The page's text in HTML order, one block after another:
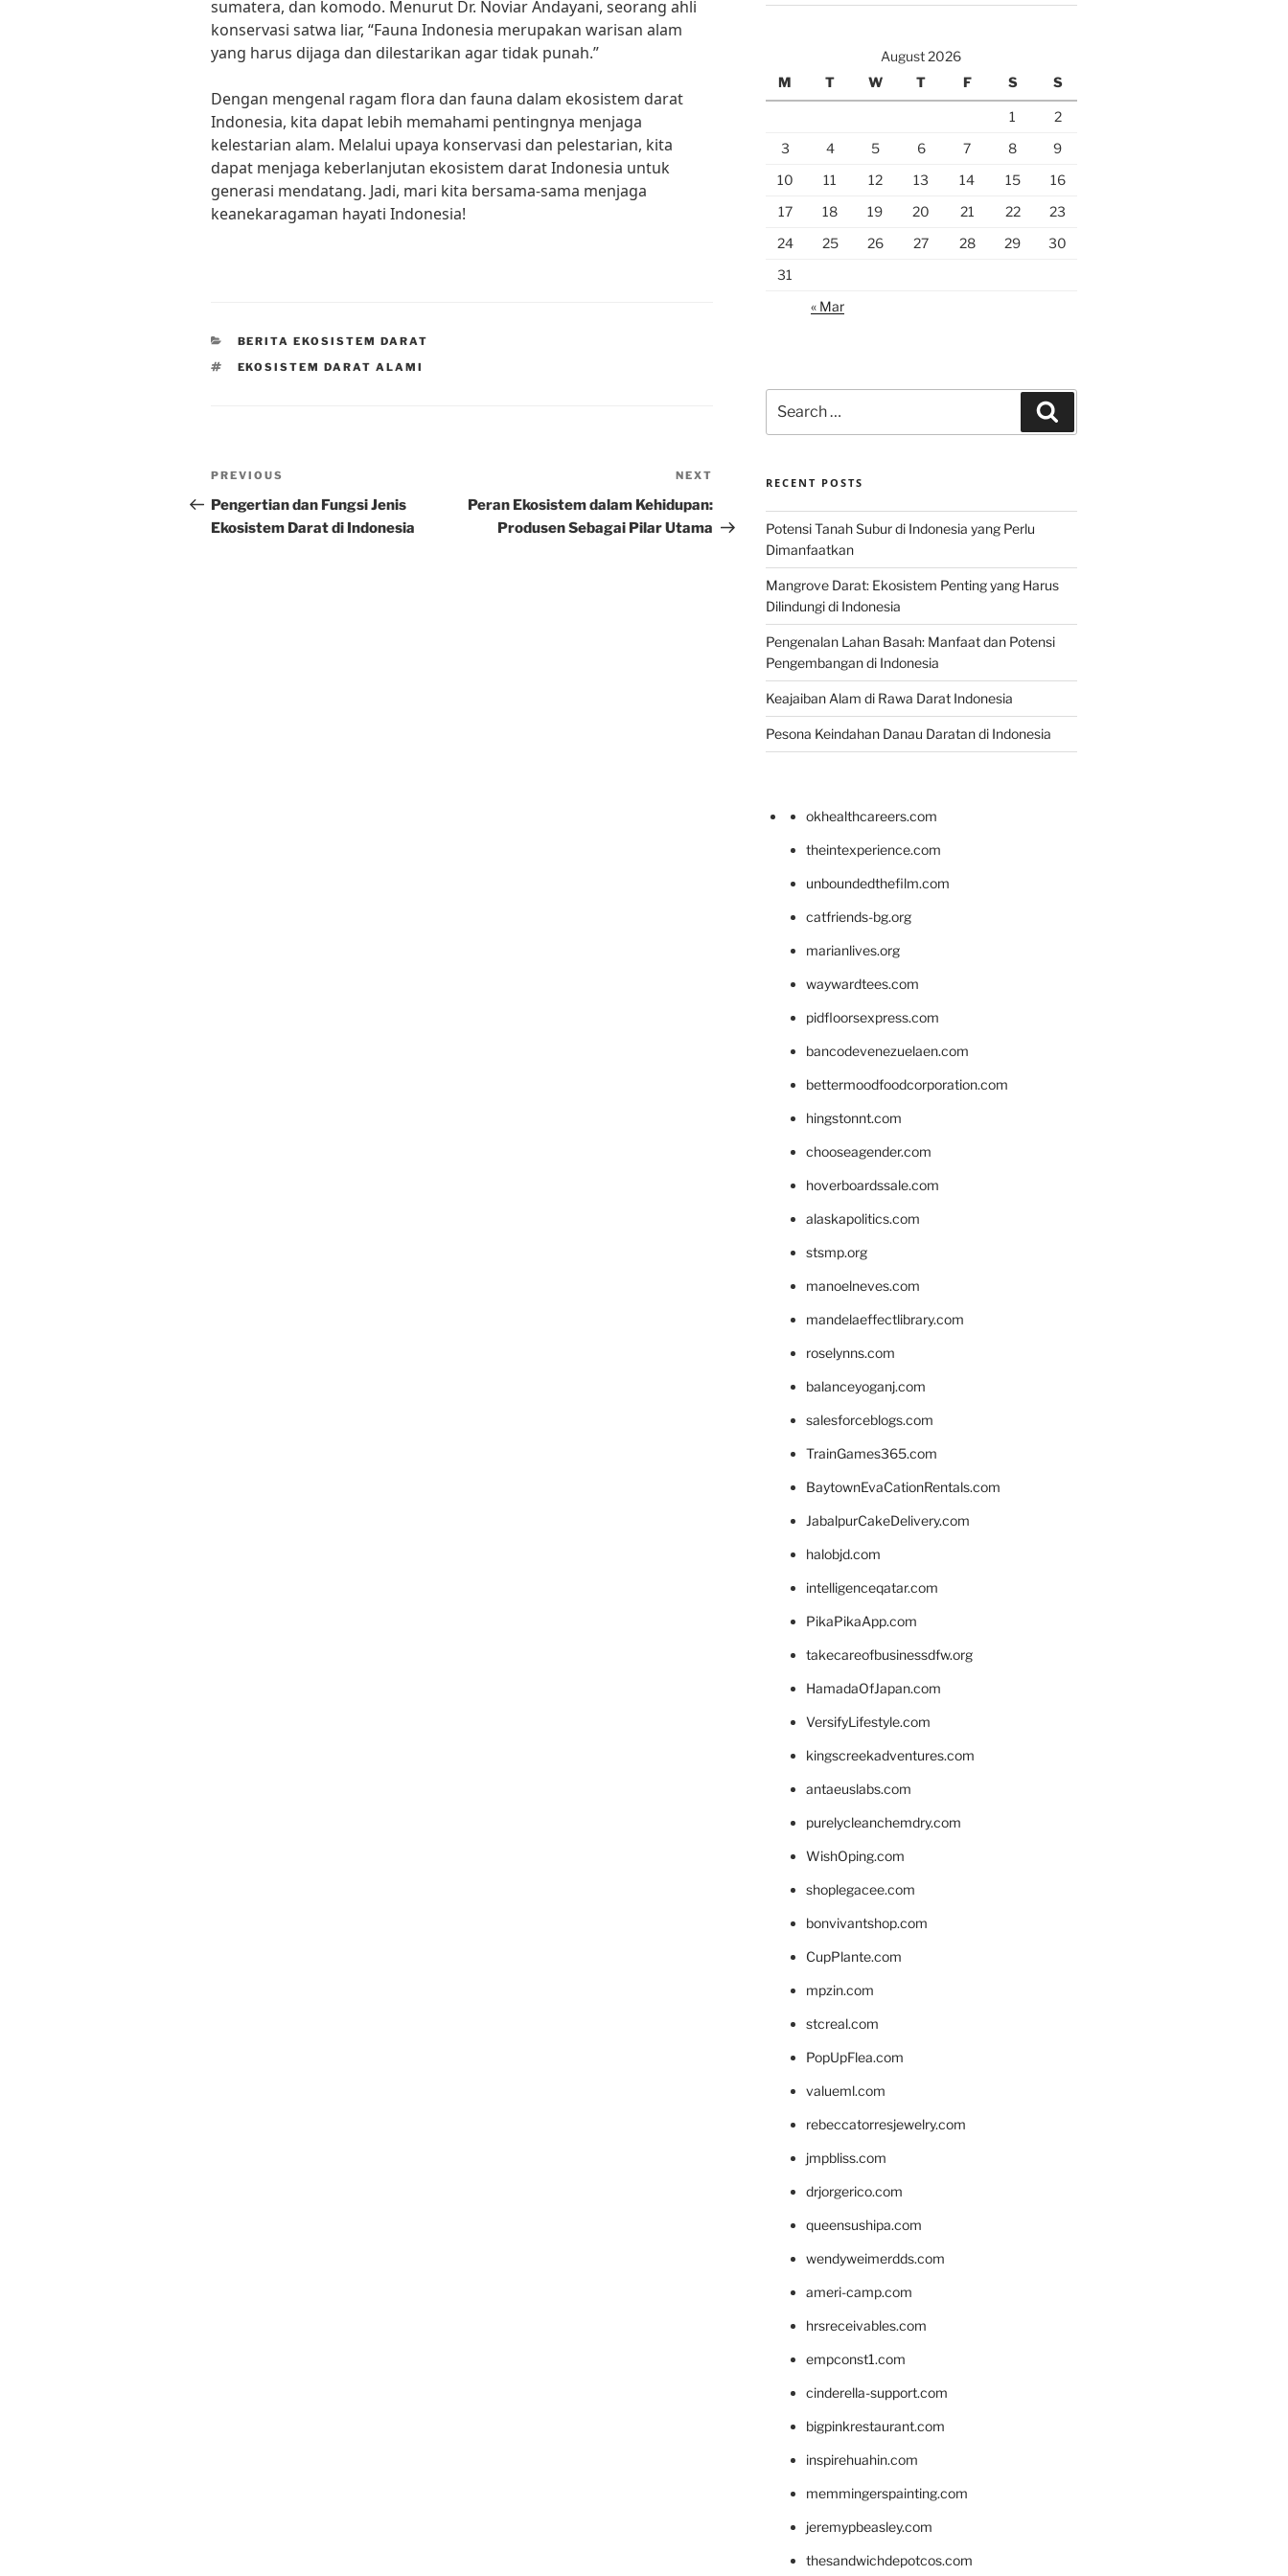
sumatera, dan komodo. Menurut Dr. Noviar Andayani, seorang ahli
konservasi satwa liar, “Fauna Indonesia merupakan warisan alam
yang harus dijaga dan dilestarikan agar tidak punah.”
Dengan mengenal ragam flora dan fauna dalam ekosistem darat
Indonesia, kita dapat lebih memahami pentingnya menjaga
kelestarian alam. Melalui upaya konservasi dan pelestarian, kita
dapat menjaga keberlanjutan ekosistem darat Indonesia untuk
generasi mendatang. Jadi, mari kita bersama-sama menjaga
keanekaragaman hayati Indonesia!
CATEGORIES
BERITA EKOSISTEM DARAT
TAGS
EKOSISTEM DARAT ALAMI
Post
navigation
Previous
Post
PREVIOUS
Pengertian dan Fungsi Jenis
Ekosistem Darat di Indonesia
Post
NEXT
Peran Ekosistem dalam Kehidupan:
Produsen Sebagai Pilar Utama
August 2026
M
T W T F S S
1
2
3
4 5 6 7 8
9
10
11 12 13 14 15
16
17
18 19 20 21 22
23
24
25 26 27 28 29
30
31
« Mar
for:
RECENT POSTS
Potensi Tanah Subur di Indonesia yang Perlu
Dimanfaatkan
Mangrove Darat: Ekosistem Penting yang Harus
Dilindungi di Indonesia
Pengenalan Lahan Basah: Manfaat dan Potensi
Pengembangan di Indonesia
Keajaiban Alam di Rawa Darat Indonesia
Pesona Keindahan Danau Daratan di Indonesia
okhealthcareers.com
theintexperience.com
unboundedthefilm.com
catfriends-bg.org
marianlives.org
waywardtees.com
pidfloorsexpress.com
bancodevenezuelaen.com
bettermoodfoodcorporation.com
hingstonnt.com
chooseagender.com
hoverboardssale.com
alaskapolitics.com
stsmp.org
manoelneves.com
mandelaeffectlibrary.com
roselynns.com
balanceyoganj.com
salesforceblogs.com
TrainGames365.com
BaytownEvaCationRentals.com
JabalpurCakeDelivery.com
halobjd.com
intelligenceqatar.com
PikaPikaApp.com
takecareofbusinessdfw.org
HamadaOfJapan.com
VersifyLifestyle.com
kingscreekadventures.com
antaeuslabs.com
purelycleanchemdry.com
WishOping.com
shoplegacee.com
bonvivantshop.com
CupPlante.com
mpzin.com
stcreal.com
PopUpFlea.com
valueml.com
rebeccatorresjewelry.com
jmpbliss.com
drjorgerico.com
queensushipa.com
wendyweimerdds.com
ameri-camp.com
hrsreceivables.com
empconst1.com
cinderella-support.com
bigpinkrestaurant.com
inspirehuahin.com
memmingerspainting.com
jeremypbeasley.com
thesandwichdepotcos.com